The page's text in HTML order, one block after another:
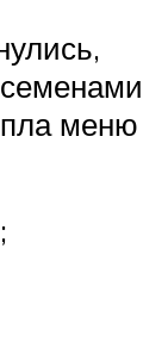
меню